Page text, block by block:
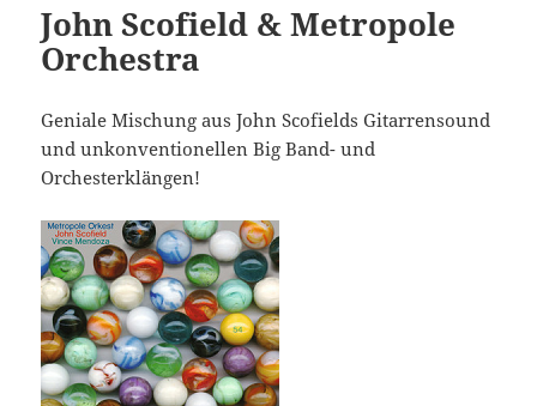
John Scofield & Metropole
Orchestra
Geniale Mischung aus John Scofields Gitarrensound
und unkonventionellen Big Band- und
Orchesterklängen!